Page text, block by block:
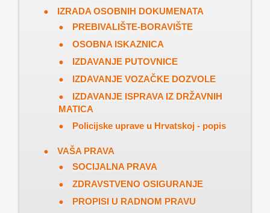
IZRADA OSOBNIH DOKUMENATA
PREBIVALIŠTE-BORAVIŠTE
OSOBNA ISKAZNICA
IZDAVANJE PUTOVNICE
IZDAVANJE VOZAČKE DOZVOLE
IZDAVANJE ISPRAVA IZ DRŽAVNIH
MATICA
Policijske uprave u Hrvatskoj - popis
VAŠA PRAVA
SOCIJALNA PRAVA
ZDRAVSTVENO OSIGURANJE
PROPISI U RADNOM PRAVU